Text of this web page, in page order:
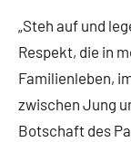
„Steh auf und
Respekt, die in
Familienleben,
zwischen Jung
Botschaft des